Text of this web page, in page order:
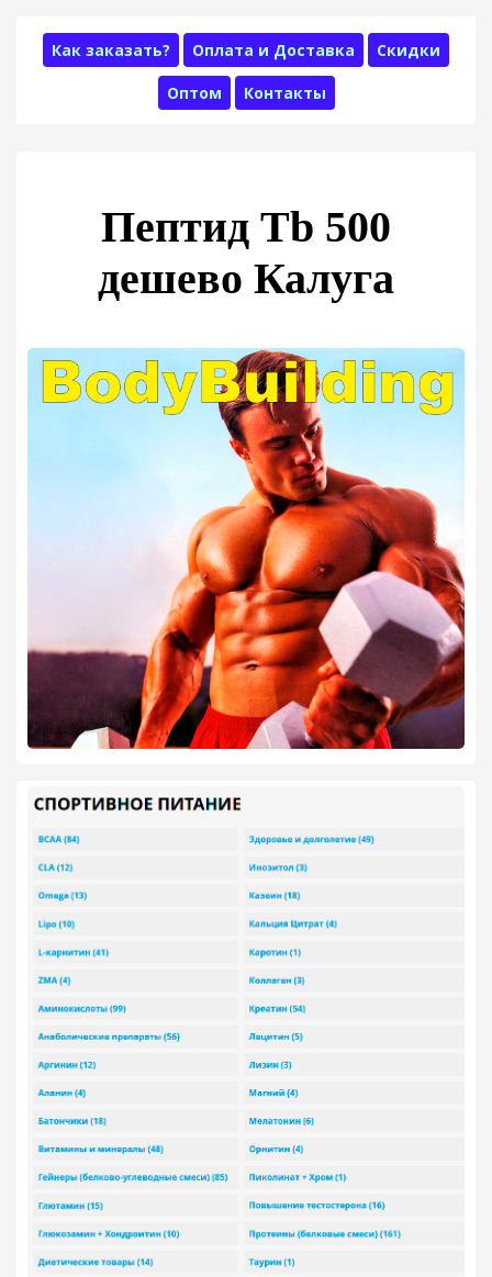
Как заказать? Оплата и Доставка Скидки
Оптом Контакты
Пептид Tb 500
дешево Калуга